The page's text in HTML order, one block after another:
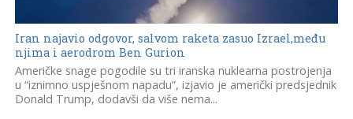
Iran najavio odgovor, salvom raketa zasuo Izrael,među
njima i aerodrom Ben Gurion
Američke snage pogodile su tri iranska nuklearna postrojenja
u “iznimno uspješnom napadu”, izjavio je američki predsjednik
Donald Trump, dodavši da više nema...